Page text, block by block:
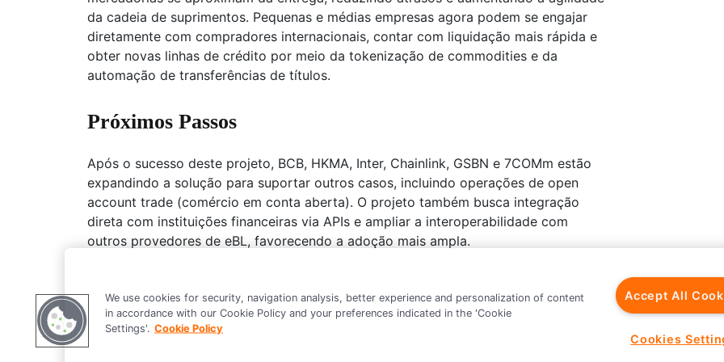
da cadeia de suprimentos. Pequenas e médias empresas agora podem se engajar
diretamente com compradores internacionais, contar com liquidação mais rápida e
obter novas linhas de crédito por meio da tokenização de commodities e da
automação de transferências de títulos.
Próximos Passos
Após o sucesso deste projeto, BCB, HKMA, Inter, Chainlink, GSBN e 7COMm estão
expandindo a solução para suportar outros casos, incluindo operações de open
account trade (comércio em conta aberta). O projeto também busca integração
direta com instituições financeiras via APIs e ampliar a interoperabilidade com
outros provedores de eBL, favorecendo a adoção mais ampla.
este projeto reforça o papel do blockchain na construção do futuro do comércio.
We use cookies for security, navigation analysis, better experience and personalization of content
in accordance with our Cookie Policy and your preferences indicated in the 'Cookie
Settings'. Cookie Policy
Accept All
Cookies